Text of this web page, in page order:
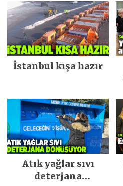
İstanbul kışa hazır
Atık yağlar sıvı
deterjana